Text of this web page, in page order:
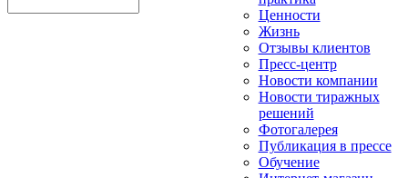
Ценности
Жизнь
Отзывы клиентов
Пресс-центр
Новости компании
Новости тиражных
решений
Фотогалерея
Публикация в прессе
Обучение